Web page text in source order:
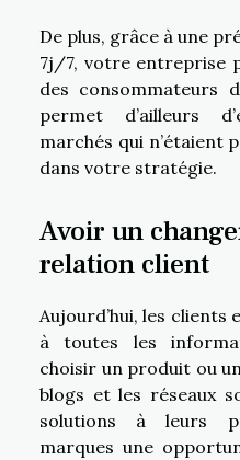
De plus, grâce à une
7j/7, votre entreprise
des consommateurs
permet d’ailleurs
marchés qui n’étaient
dans votre stratégie.
Avoir un
relation client
Aujourd’hui, les
à toutes les
choisir un produit ou
blogs et les réseaux
solutions à leurs
marques une